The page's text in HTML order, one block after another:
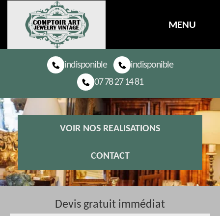
MENU
indisponible
indisponible
07 78 27 14 81
VOIR NOS REALISATIONS
CONTACT
Devis gratuit immédiat